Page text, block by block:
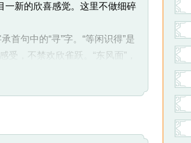
一新的欣喜感觉。这里不做细碎
句中的“寻”字。“等闲识得”是
，不禁欢欣雀跃。“东风面”，
全是由春光点染而成的，人们
“万紫千红”近承“东风面”，远
侵占。朱熹未曾北上，当然
学，教授弟子。因此所谓“寻